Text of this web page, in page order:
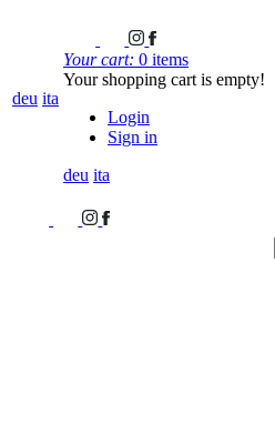
deu ita
Your cart: 0 items
Your shopping cart is empty!
Login
Sign in
deu ita